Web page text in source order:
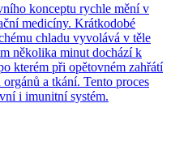
konceptu rychle mění v
medicíny. Krátkodobé
chladu vyvolává v těle
několika minut dochází k
kterém při opětovném zahřátí
a tkání. Tento proces
i imunitní systém.